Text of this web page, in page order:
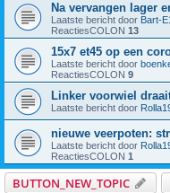
Na vervangen lager
Laatste bericht door Bart-
ReactiesCOLON 13
15x7 et45 op een
Laatste bericht door
ReactiesCOLON 9
Linker voorwiel
Laatste bericht door
nieuwe veerpoten:
Laatste bericht door
ReactiesCOLON 1
BUTTON_NEW_TOPIC